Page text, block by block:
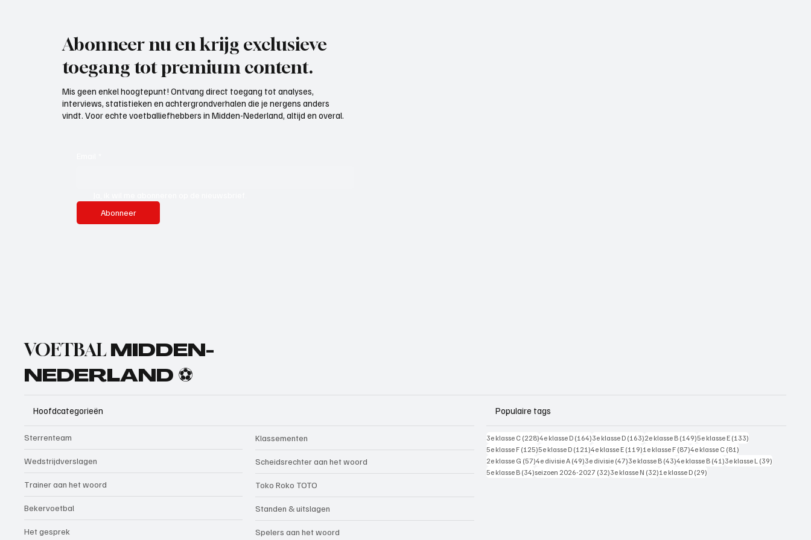
Abonneer nu en krijg exclusieve
toegang tot premium content.
Mis geen enkel hoogtepunt! Ontvang direct toegang tot analyses,
interviews, statistieken en achtergrondverhalen die je nergens anders
vindt. Voor echte voetballiefhebbers in Midden-Nederland, altijd en overal.
Abonneer
VOETBAL MIDDEN-
NEDERLAND ⚽
Hoofdcategorieën
Sterrenteam
Wedstrijdverslagen
Trainer aan het woord
Bekervoetbal
Het gesprek
Klassementen
Scheidsrechter aan het woord
Toko Roko TOTO
Standen & uitslagen
Spelers aan het woord
Populaire tags
3e klasse C (228)228 posts
4e klasse D (164)164 posts
3e klasse D (163)163 posts
2e klasse B (149)149 posts
5e klasse E (133)
5e klasse F (125)125 posts
5e klasse D (121)121 posts
4e klasse E (119)119 posts
1e klasse F (87)87 posts
4e klasse C (81)
2e klasse G (57)57 posts
4e divisie A (49)49 posts
3e divisie (47)47 posts
3e klasse B (43)43 posts
4e klasse B (41)41 posts
3e klasse L (39)
5e klasse B (34)34 posts
seizoen 2026-2027 (32)32 posts
3e klasse N (32)32 posts
1e klasse D (29)